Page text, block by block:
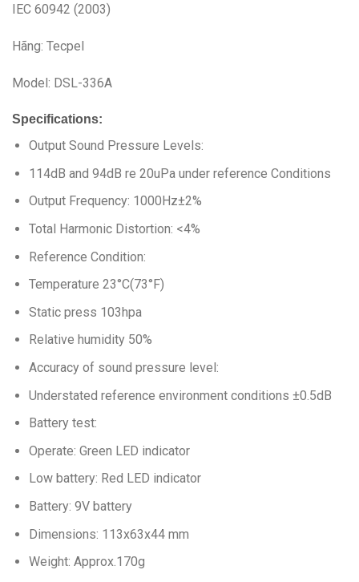
IEC 60942 (2003)
Hãng: Tecpel
Model: DSL-336A
Specifications:
Output Sound Pressure Levels:
114dB and 94dB re 20uPa under reference Conditions
Output Frequency: 1000Hz±2%
Total Harmonic Distortion: <4%
Reference Condition:
Temperature 23°C(73°F)
Static press 103hpa
Relative humidity 50%
Accuracy of sound pressure level:
Understated reference environment conditions ±0.5dB
Battery test:
Operate: Green LED indicator
Low battery: Red LED indicator
Battery: 9V battery
Dimensions: 113x63x44 mm
Weight: Approx.170g